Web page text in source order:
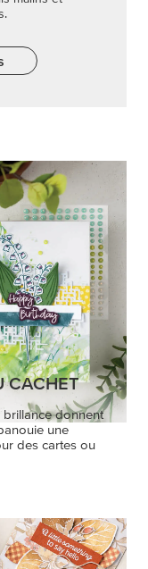
CACHET
brillance donnent
une
des cartes ou